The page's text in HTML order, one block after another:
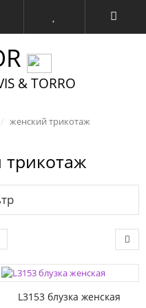
& TORRO
женский трикотаж
L3153 блузка женская